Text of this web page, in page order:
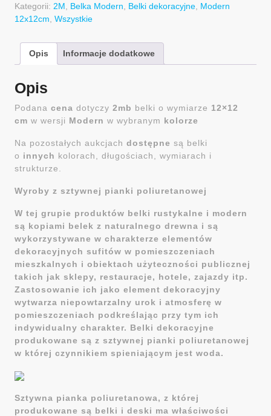
Kategorii: 2M Belka Modern Belki dekoracyjne Modern
12x12cm Wszystkie
Opis Informacje dodatkowe
Opis
Podana cena dotyczy 2mb belki o wymiarze 12×12
cm w wersji Modern w wybranym kolorze
Na pozostałych aukcjach dostępne są belki
o innych kolorach, długościach, wymiarach i
strukturze.
Wyroby z sztywnej pianki poliuretanowej
W tej grupie produktów belki rustykalne i modern
są kopiami belek z naturalnego drewna i są
wykorzystywane w charakterze elementów
dekoracyjnych sufitów w pomieszczeniach
mieszkalnych i obiektach użyteczności publicznej
takich jak sklepy, restauracje, hotele, zajazdy itp.
Zastosowanie ich jako element dekoracyjny
wytwarza niepowtarzalny urok i atmosferę w
pomieszczeniach podkreślając przy tym ich
indywidualny charakter. Belki dekoracyjne
produkowane są z sztywnej pianki poliuretanowej
w której czynnikiem spieniającym jest woda.
Sztywna pianka poliuretanowa, z której
produkowane są belki i deski ma właściwości